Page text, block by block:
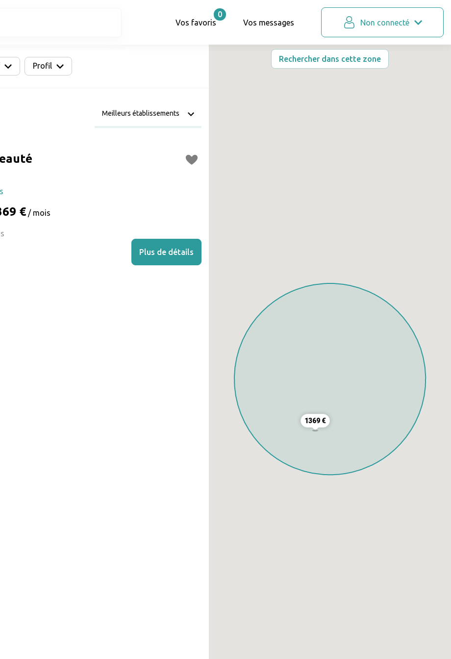
Vos favoris
0
Vos messages
Non connecté
Profil
€ / mois
Plus de détails
Rechercher dans cette zone
1369 €